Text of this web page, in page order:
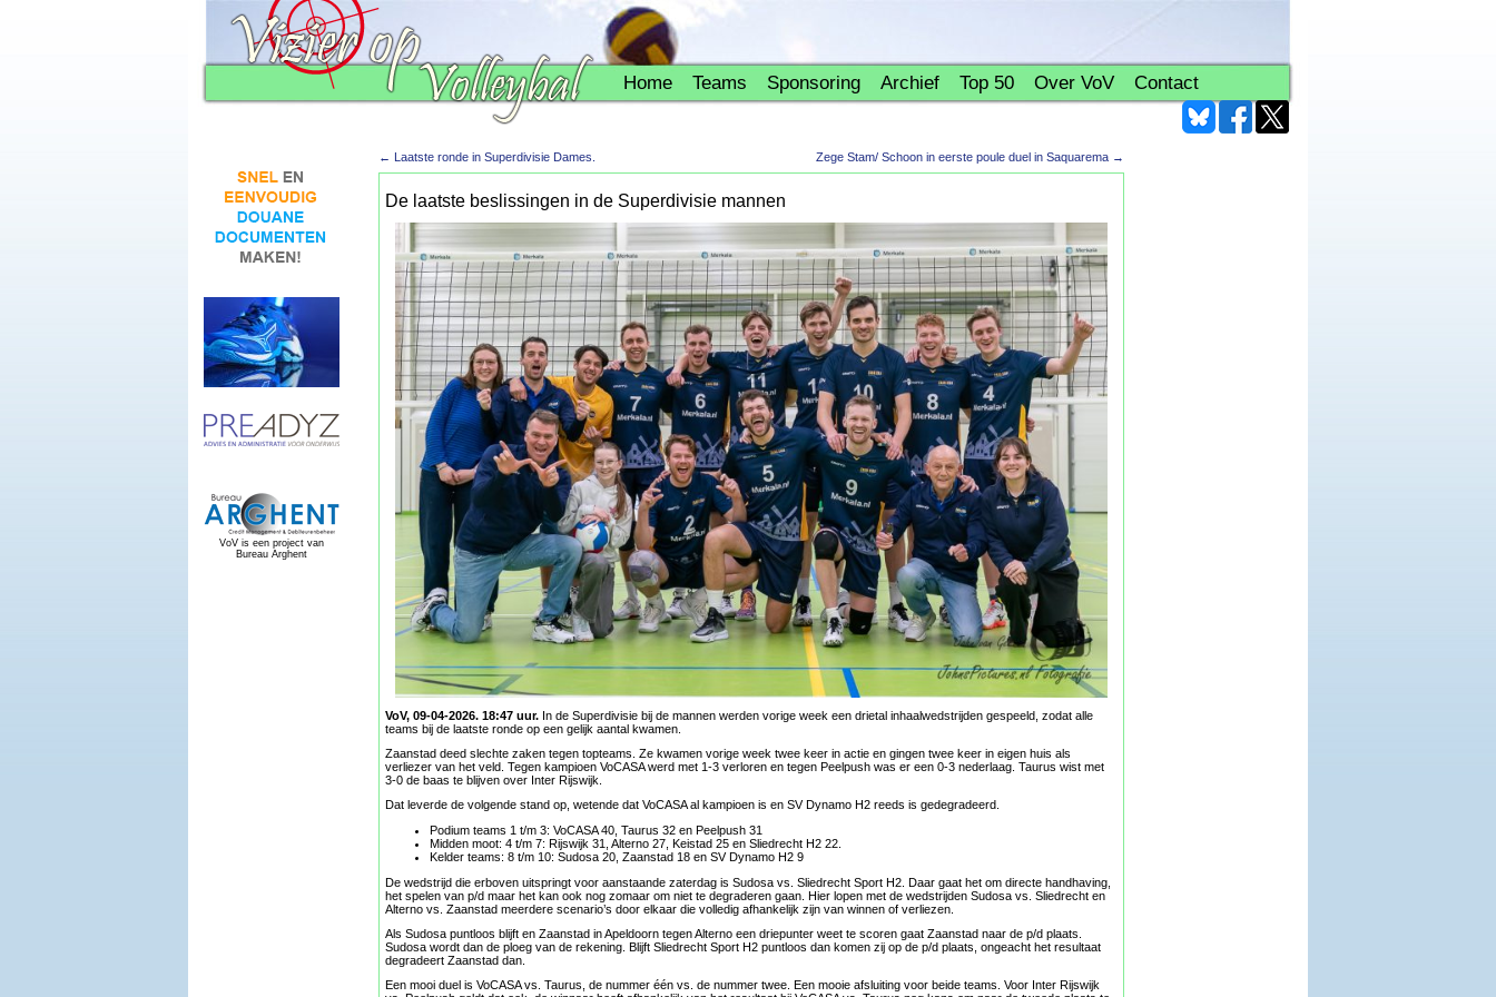
Home Teams Sponsoring Archief Top 50 Over VoV Contact
VoV is een project van
Bureau Arghent
← Laatste ronde in Superdivisie Dames. Zege Stam/ Schoon in eerste poule duel in Saquarema →
De laatste beslissingen in de Superdivisie mannen
VoV, 09-04-2026. 18:47 uur. In de Superdivisie bij de mannen werden vorige week een drietal inhaalwedstrijden gespeeld, zodat alle
teams bij de laatste ronde op een gelijk aantal kwamen.
Zaanstad deed slechte zaken tegen topteams. Ze kwamen vorige week twee keer in actie en gingen twee keer in eigen huis als
verliezer van het veld. Tegen kampioen VoCASA werd met 1-3 verloren en tegen Peelpush was er een 0-3 nederlaag. Taurus wist met
3-0 de baas te blijven over Inter Rijswijk.
Dat leverde de volgende stand op, wetende dat VoCASA al kampioen is en SV Dynamo H2 reeds is gedegradeerd.
Podium teams 1 t/m 3: VoCASA 40, Taurus 32 en Peelpush 31
Midden moot: 4 t/m 7: Rijswijk 31, Alterno 27, Keistad 25 en Sliedrecht H2 22.
Kelder teams: 8 t/m 10: Sudosa 20, Zaanstad 18 en SV Dynamo H2 9
De wedstrijd die erboven uitspringt voor aanstaande zaterdag is Sudosa vs. Sliedrecht Sport H2. Daar gaat het om directe handhaving,
het spelen van p/d maar het kan ook nog zomaar om niet te degraderen gaan. Hier lopen met de wedstrijden Sudosa vs. Sliedrecht en
Alterno vs. Zaanstad meerdere scenario’s door elkaar die volledig afhankelijk zijn van winnen of verliezen.
Als Sudosa puntloos blijft en Zaanstad in Apeldoorn tegen Alterno een driepunter weet te scoren gaat Zaanstad naar de p/d plaats.
Sudosa wordt dan de ploeg van de rekening. Blijft Sliedrecht Sport H2 puntloos dan komen zij op de p/d plaats, ongeacht het resultaat
degradeert Zaanstad dan.
Een mooi duel is VoCASA vs. Taurus, de nummer één vs. de nummer twee. Een mooie afsluiting voor beide teams. Voor Inter Rijswijk